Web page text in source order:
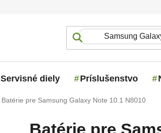
Servisné diely Príslušenstvo
Batérie pre Samsung Galaxy Note 10.1 N8010
Batérie pre